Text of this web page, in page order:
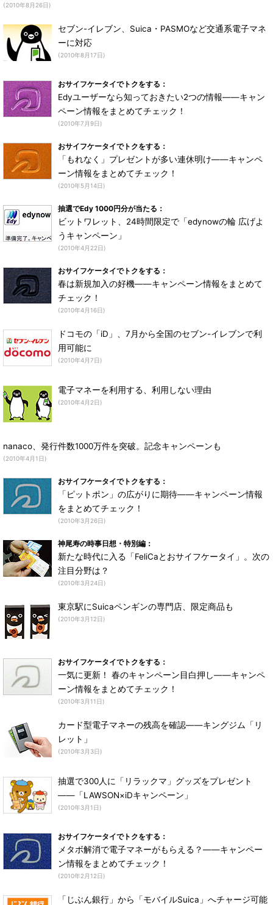
(2010年8月26日)
セブン-イレブン、Suica・PASMOなど交通系電子マネ
ーに対応
(2010年8月17日)
おサイフケータイでトクをする：
Edyユーザーなら知っておきたい2つの情報――キャン
ペーン情報をまとめてチェック！
(2010年7月9日)
おサイフケータイでトクをする：
「もれなく」プレゼントが多い連休明け――キャンペ
ーン情報をまとめてチェック！
(2010年5月14日)
抽選でEdy 1000円分が当たる：
ビットワレット、24時間限定で「edynowの輪 広げよ
うキャンペーン」
(2010年4月22日)
おサイフケータイでトクをする：
春は新規加入の好機――キャンペーン情報をまとめて
チェック！
(2010年4月16日)
ドコモの「iD」、7月から全国のセブン-イレブンで利
用可能に
(2010年4月7日)
電子マネーを利用する、利用しない理由
(2010年4月2日)
nanaco、発行件数1000万件を突破。記念キャンペーンも
(2010年4月1日)
おサイフケータイでトクをする：
「ピットポン」の広がりに期待――キャンペーン情報
をまとめてチェック！
(2010年3月26日)
神尾寿の時事日想・特別編：
新たな時代に入る「FeliCaとおサイフケータイ」。次の
注目分野は？
(2010年3月24日)
東京駅にSuicaペンギンの専門店、限定商品も
(2010年3月12日)
おサイフケータイでトクをする：
一気に更新！ 春のキャンペーン目白押し――キャンペ
ーン情報をまとめてチェック！
(2010年3月11日)
カード型電子マネーの残高を確認――キングジム「リ
レット」
(2010年3月3日)
抽選で300人に「リラックマ」グッズをプレゼント
――「LAWSON×iDキャンペーン」
(2010年3月1日)
おサイフケータイでトクをする：
メタボ解消で電子マネーがもらえる？――キャンペー
ン情報をまとめてチェック！
(2010年2月12日)
「じぶん銀行」から「モバイルSuica」へチャージ可能